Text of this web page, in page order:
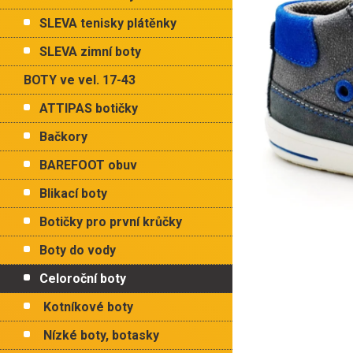
n
l
SLEVA tenisky plátěnky
SLEVA zimní boty
BOTY ve vel. 17-43
ATTIPAS botičky
Bačkory
BAREFOOT obuv
Blikací boty
Botičky pro první krůčky
Boty do vody
Celoroční boty
Kotníkové boty
Nízké boty, botasky